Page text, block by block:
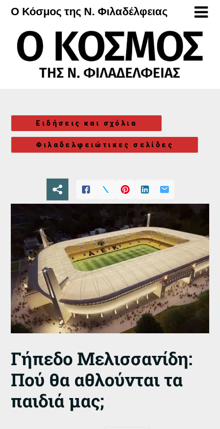
Μετάβαση
περιεχόμενο
Ο Κόσμος της Ν. Φιλαδέλφειας
Ειδήσεις και σχόλια
Φιλαδελφειώτικες σελίδες
Γήπεδο Μελισσανίδη:
Πού θα αθλούνται τα
παιδιά μας;